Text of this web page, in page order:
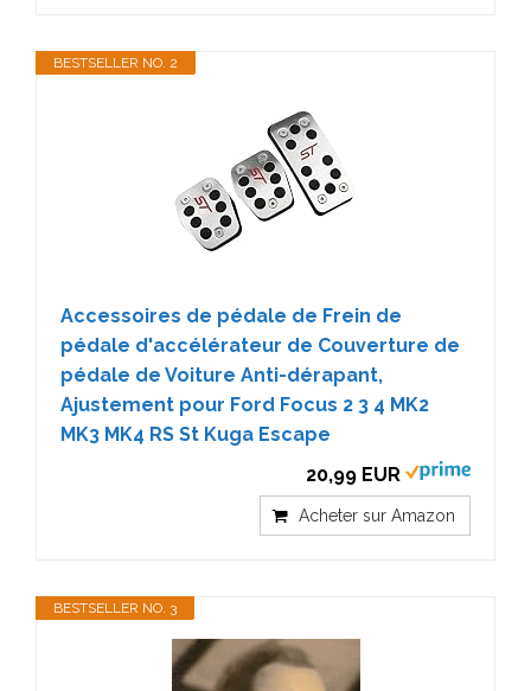
BESTSELLER NO. 2
Accessoires de pédale de Frein de
pédale d'accélérateur de Couverture de
pédale de Voiture Anti-dérapant,
Ajustement pour Ford Focus 2 3 4 MK2
MK3 MK4 RS St Kuga Escape
20,99 EUR
Acheter sur Amazon
BESTSELLER NO. 3